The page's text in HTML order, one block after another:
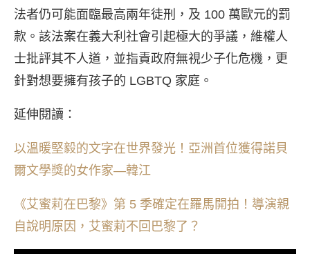
法者仍可能面臨最高兩年徒刑，及 100 萬歐元的罰
款。該法案在義大利社會引起極大的爭議，維權人
士批評其不人道，並指責政府無視少子化危機，更
針對想要擁有孩子的 LGBTQ 家庭。
延伸閱讀：
以溫暖堅毅的文字在世界發光！亞洲首位獲得諾貝
爾文學獎的女作家—韓江
《艾蜜莉在巴黎》第 5 季確定在羅馬開拍！導演親
自說明原因，艾蜜莉不回巴黎了？